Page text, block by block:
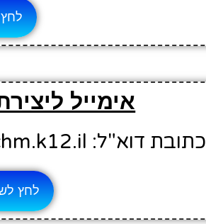
אימייל
כתובת דוא"ל: yaeltsa2@hinuchm.k12.il
לחץ